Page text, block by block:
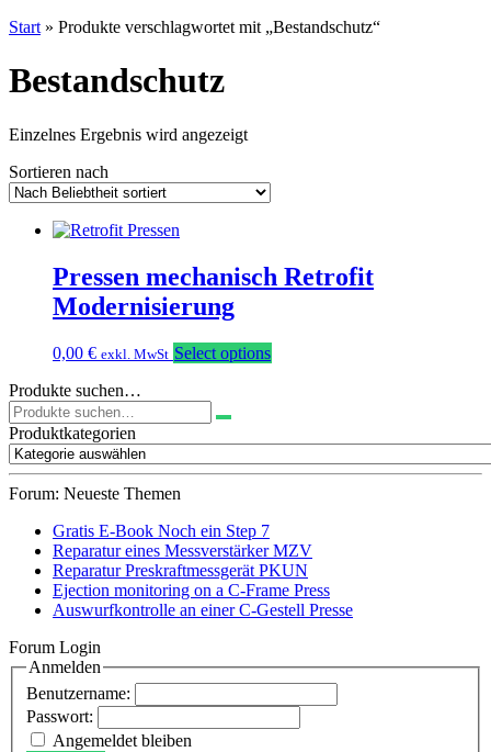
Start » Produkte verschlagwortet mit „Bestandschutz“
Bestandschutz
Einzelnes Ergebnis wird angezeigt
Sortieren nach
Pressen mechanisch Retrofit
Modernisierung
0,00 € exkl. MwSt Select options
Produkte suchen…
Suchen
nach:
Produktkategorien
Forum: Neueste Themen
Gratis E-Book Noch ein Step 7
Reparatur eines Messverstärker MZV
Reparatur Preskraftmessgerät PKUN
Ejection monitoring on a C-Frame Press
Auswurfkontrolle an einer C-Gestell Presse
Forum Login
Anmelden
Benutzername:
Passwort:
Angemeldet bleiben